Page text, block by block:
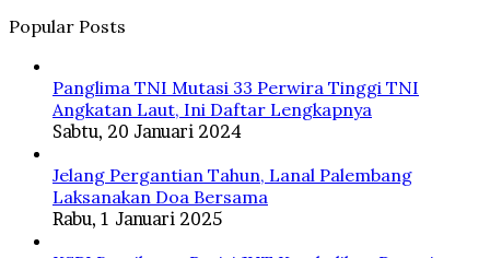
Popular Posts
Panglima TNI Mutasi 33 Perwira Tinggi TNI
Angkatan Laut, Ini Daftar Lengkapnya
Sabtu, 20 Januari 2024
Jelang Pergantian Tahun, Lanal Palembang
Laksanakan Doa Bersama
Rabu, 1 Januari 2025